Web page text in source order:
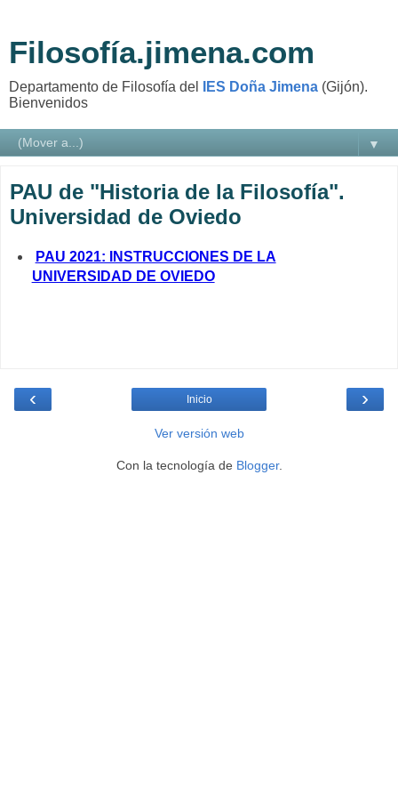
Filosofía.jimena.com
Departamento de Filosofía del IES Doña Jimena (Gijón).
Bienvenidos
▼
PAU de "Historia de la Filosofía".
Universidad de Oviedo
PAU 2021: INSTRUCCIONES DE LA
UNIVERSIDAD DE OVIEDO
‹ ›
Inicio
Ver versión web
Con la tecnología de Blogger.